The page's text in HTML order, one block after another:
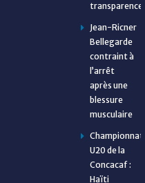
transparence
Jean-Ricner
Bellegarde
contraint à
l’arrêt
après une
blessure
musculaire
Championnat
U20 de la
Concacaf :
Haïti